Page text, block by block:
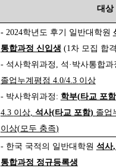
대상
- 2024학년도 후기 일반대학원
통합과정 신입생 (1차 모집 합
- 석사학위과정 , 석 · 박사통합과
졸업누계평점 4.0/4.3 이상
- 박사학위과정 : 학부(타교 포함
4.3 이상, 석사(타교 포함) 졸업
이상(모두 충족)
- 한국 국적의 일반대학원 석사,
통합과정 정규등록생